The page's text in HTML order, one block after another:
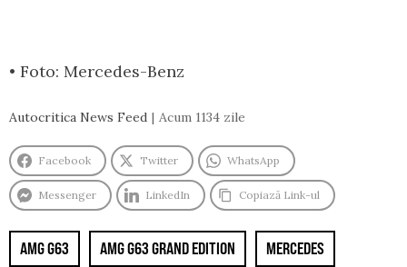
• Foto: Mercedes-Benz
Autocritica News Feed Acum 1134 zile
Facebook Twitter WhatsApp
Messenger LinkedIn Copiază Link-ul
AMG G63 AMG G63 GRAND EDITION MERCEDES